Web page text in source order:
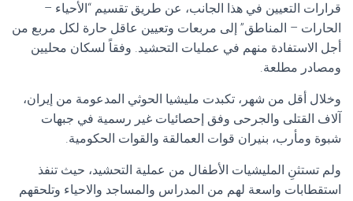
قرارات التعيين في هذا الجانب، عن طريق تقسيم “الأحياء –
الحارات – المناطق” إلى مربعات وتعيين عاقل حارة لكل مربع من
أجل الاستفادة منهم في عمليات التحشيد. وفقاً لسكان محليين
ومصادر مطلعة.
وخلال أقل من شهر، تكبدت مليشيا الحوثي المدعومة من إيران،
آلاف القتلى والجرحى وفق إحصائيات غير رسمية في جبهات
شبوة ومأرب، بنيران قوات العمالقة والقوات الحكومية.
ولم تستثنِ المليشيات الأطفال من عملية التحشيد، حيث تنفذ
استقطابات واسعة لهم من المدراس والمساجد والاحياء وتلحقهم